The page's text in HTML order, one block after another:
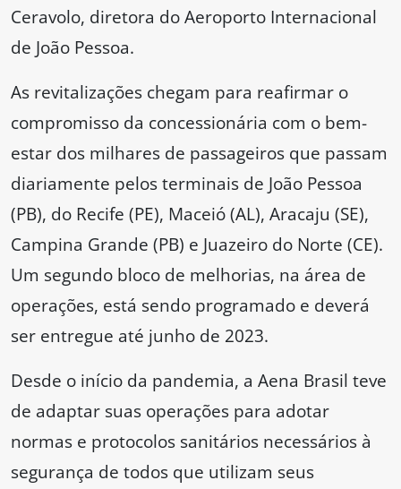
Ceravolo, diretora do Aeroporto Internacional
de João Pessoa.
As revitalizações chegam para reafirmar o
compromisso da concessionária com o bem-
estar dos milhares de passageiros que passam
diariamente pelos terminais de João Pessoa
(PB), do Recife (PE), Maceió (AL), Aracaju (SE),
Campina Grande (PB) e Juazeiro do Norte (CE).
Um segundo bloco de melhorias, na área de
operações, está sendo programado e deverá
ser entregue até junho de 2023.
Desde o início da pandemia, a Aena Brasil teve
de adaptar suas operações para adotar
normas e protocolos sanitários necessários à
segurança de todos que utilizam seus